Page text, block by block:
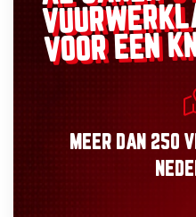
VOOR EEN
MEER DAN 250